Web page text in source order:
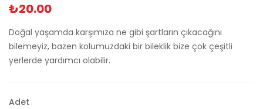
₺20.00
Doğal yaşamda karşımıza ne gibi şartların çıkacağını
bilemeyiz, bazen kolumuzdaki bir bileklik bize çok çeşitli
yerlerde yardımcı olabilir.
Adet